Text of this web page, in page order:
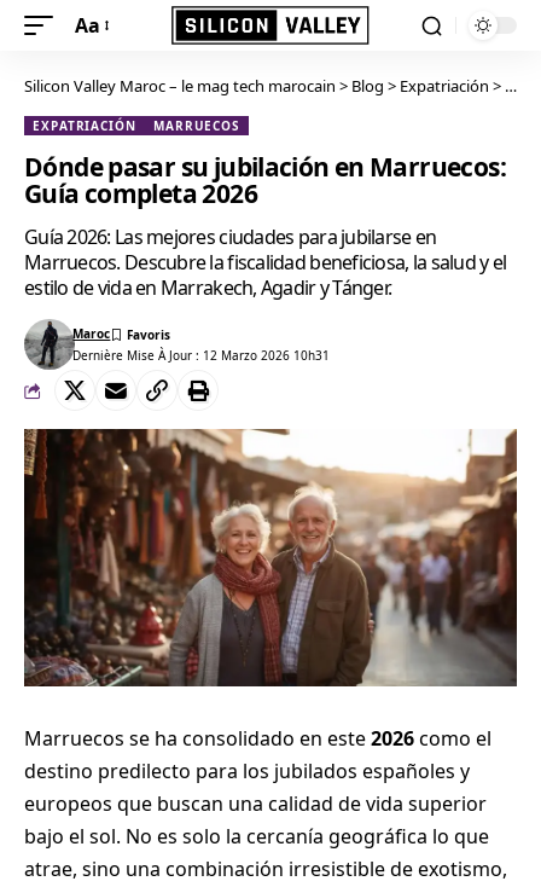
Aa
Silicon Valley Maroc – le mag tech marocain > Blog > Expatriación >
EXPATRIACIÓN MARRUECOS
Dónde pasar su jubilación en Marruecos:
Guía completa 2026
Guía 2026: Las mejores ciudades para jubilarse en
Marruecos. Descubre la fiscalidad beneficiosa, la salud y el
estilo de vida en Marrakech, Agadir y Tánger.
Dernière Mise À Jour : 12 Marzo 2026 10h31
Maroc
Marruecos se ha consolidado en este2026como el
destino predilecto para los jubilados españoles y
europeos que buscan una calidad de vida superior
bajo el sol. No es solo la cercanía geográfica lo que
atrae, sino una combinación irresistible de exotismo,